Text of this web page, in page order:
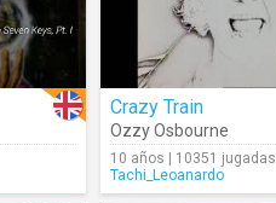
Crazy Train
Ozzy Osbourne
10 años | 10351 jugadas
Tachi_Leoanardo